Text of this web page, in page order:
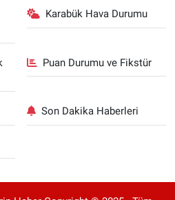
Karabük Hava Durumu
Puan Durumu ve Fikstür
Son Dakika Haberleri